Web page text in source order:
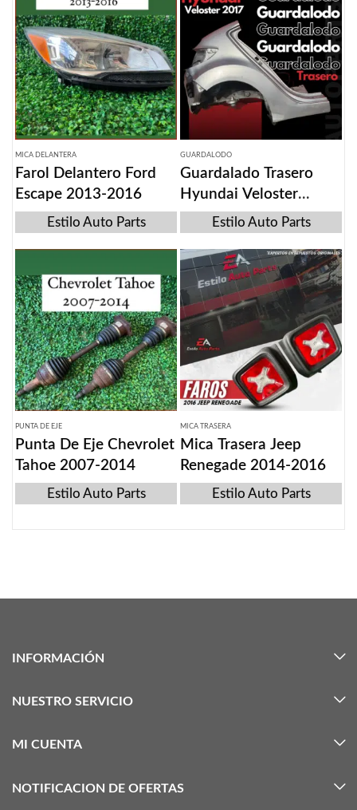
MICA DELANTERA
Farol Delantero Ford
Escape 2013-2016
Estilo Auto Parts
GUARDALODO
Guardalado Trasero
Hyundai Veloster
2017-2019
Estilo Auto Parts
PUNTA DE EJE
Punta De Eje Chevrolet
Tahoe 2007-2014
Estilo Auto Parts
MICA TRASERA
Mica Trasera Jeep
Renegade 2014-2016
Estilo Auto Parts
INFORMACIÓN
NUESTRO SERVICIO
MI CUENTA
NOTIFICACION DE OFERTAS